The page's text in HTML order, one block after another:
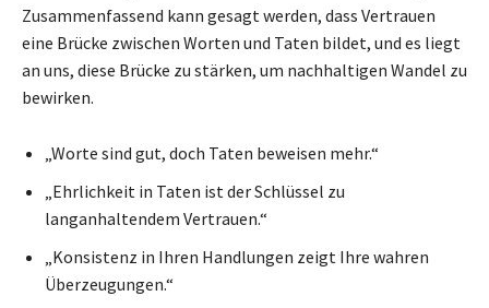
Zusammenfassend kann gesagt werden, dass Vertrauen
eine Brücke zwischen Worten und Taten bildet, und es liegt
an uns, diese Brücke zu stärken, um nachhaltigen Wandel zu
bewirken.
„Worte sind gut, doch Taten beweisen mehr.“
„Ehrlichkeit in Taten ist der Schlüssel zu
langanhaltendem Vertrauen.“
„Konsistenz in Ihren Handlungen zeigt Ihre wahren
Überzeugungen.“